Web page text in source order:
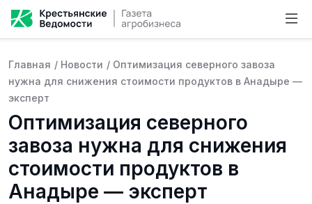
Главная / Новости / Оптимизация северного завоза
нужна для снижения стоимости продуктов в Анадыре —
эксперт
Оптимизация северного
завоза нужна для снижения
стоимости продуктов в
Анадыре — эксперт